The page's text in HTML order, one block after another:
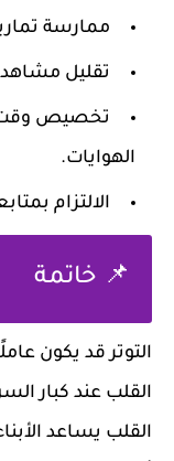
ممارسة
تقليل مشاهدة
تخصيص وقت
الهوايات.
الالتزام
📌 خاتمة
التوتر قد يكون
القلب عند كبار
القلب يساعد